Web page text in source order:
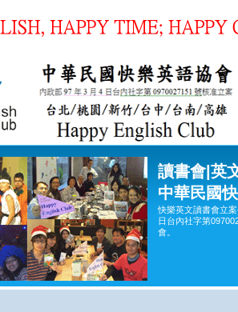
讀書會|英
中華民國
快樂英文讀書會立
日台內社字第
會。